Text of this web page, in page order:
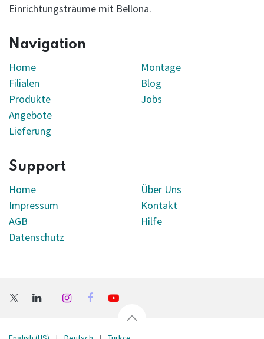
Einrichtungsträume mit Bellona.
Navigation
Home
Filialen
Produkte
Angebote
Lieferung
Montage
Blog
Jobs
Support
Home
Impressum
AGB
Datenschutz
Über Uns
Kontakt
Hilfe